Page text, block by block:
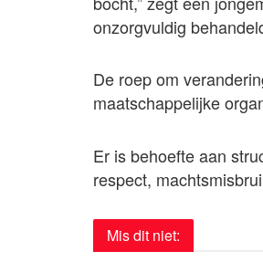
onzorgvuldig
De roep om
maatschappelijke
Er is behoefte aan
respect,
Mis dit niet: